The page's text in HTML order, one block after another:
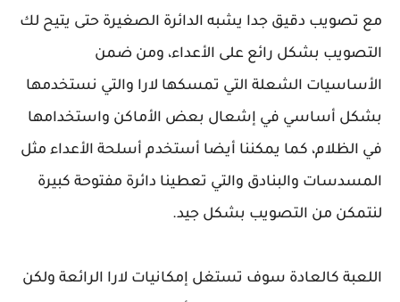
مع تصويب دقيق جدا يشبه الدائرة الصغيرة حتى يتيح لك
التصويب بشكل رائع على الأعداء، ومن ضمن
الأساسيات الشعلة التي تمسكها لارا والتي نستخدمها
بشكل أساسي في إشعال بعض الأماكن واستخدامها
في الظلام، كما يمكننا أيضا أستخدم أسلحة الأعداء مثل
المسدسات والبنادق والتي تعطينا دائرة مفتوحة كبيرة
لنتمكن من التصويب بشكل جيد.
اللعبة كالعادة سوف تستغل إمكانيات لارا الرائعة ولكن